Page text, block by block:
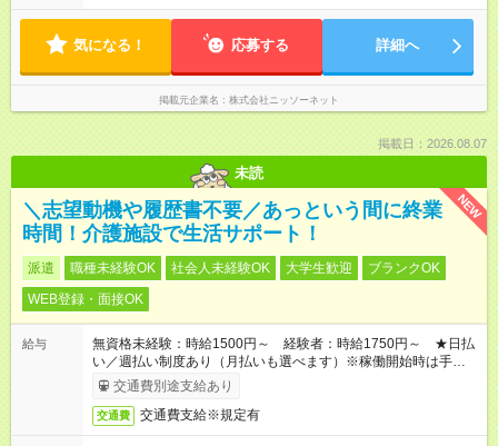
気になる！ 応募する 詳細へ
掲載元企業名 株式会社ニッソーネット
掲載日：2026.08.07
未読
NEW
＼志望動機や履歴書不要／あっという間に終業
時間！介護施設で生活サポート！
派遣 職種未経験OK 社会人未経験OK 大学生歓迎
ブランクOK
WEB登録・面接OK
給与
無資格未経験：時給1500円～ 経験者：時給1750円～ ★日払
い／週払い制度あり（月払いも選べます）※稼働開始時は手続き
完了次第のお支払いとなります。
交通費別途支給あり
交通費 交通費支給※規定有